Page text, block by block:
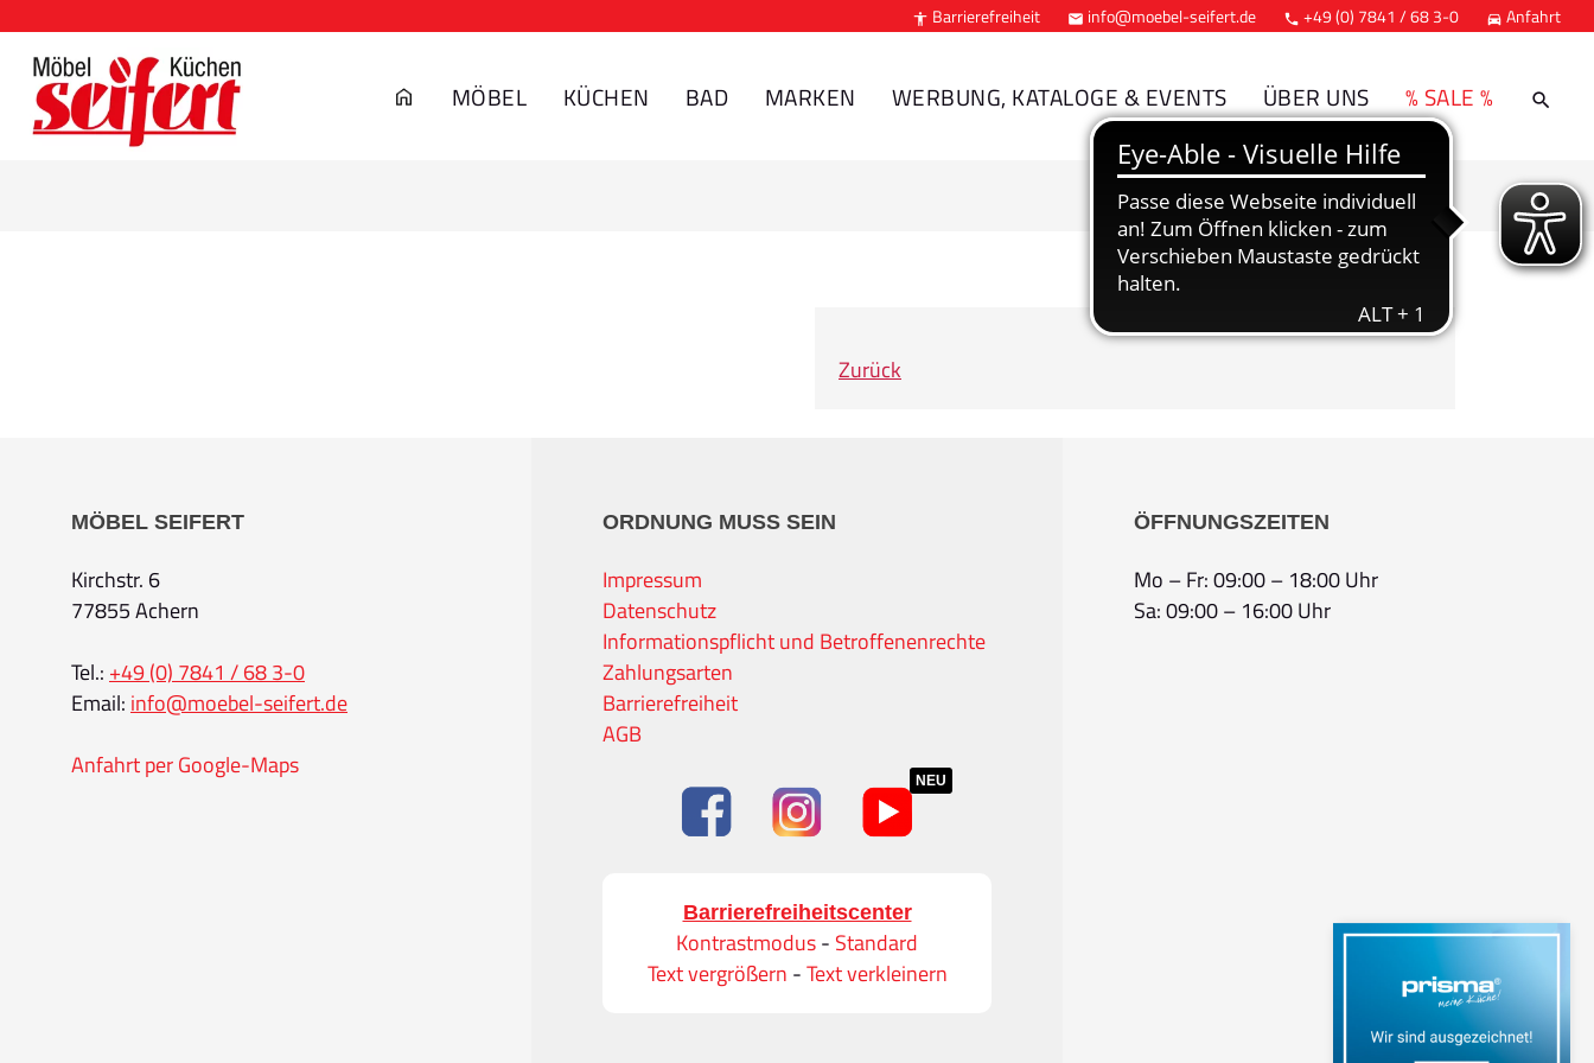
 Barrierefreiheit  info@moebel-seifert.de  +49 (0) 7841 / 68 3-0  Anfahrt
MÖBEL KÜCHEN BAD MARKEN WERBUNG, KATALOGE & EVENTS ÜBER UNS % SALE %
Zurück
MÖBEL SEIFERT
Kirchstr. 6
77855 Achern
Tel.: +49 (0) 7841 / 68 3-0
Email: info@moebel-seifert.de
Anfahrt per Google-Maps
ORDNUNG MUSS SEIN
Impressum
Datenschutz
Informationspflicht und Betroffenenrechte
Zahlungsarten
Barrierefreiheit
AGB
NEU
Barrierefreiheitscenter
Kontrastmodus- Standard
Text vergrößern -Text verkleinern
ÖFFNUNGSZEITEN
Mo – Fr: 09:00 – 18:00 Uhr
Sa: 09:00 – 16:00 Uhr